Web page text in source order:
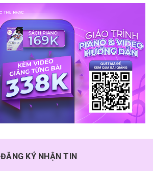
ĐĂNG KÝ NHẬN TIN